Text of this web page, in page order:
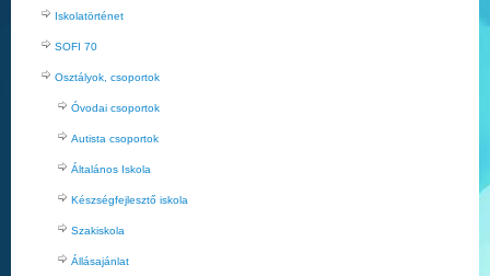
Iskolatörténet
SOFI 70
Osztályok, csoportok
Óvodai csoportok
Autista csoportok
Általános Iskola
Készségfejlesztő iskola
Szakiskola
Állásajánlat